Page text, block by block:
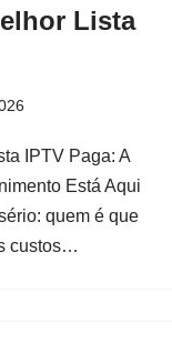
Lista
IPTV Paga: A
Está Aqui
quem é que
custos…